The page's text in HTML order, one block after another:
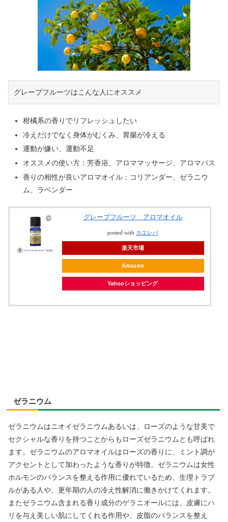
グレープフルーツはこんな人にオススメ
柑橘系の香りでリフレッシュしたい
冷えだけでなく身体がむくみ、胃腸が冷える
運動が嫌い、運動不足
オススメの使い方：芳香浴、アロママッサージ、アロマバス
香りの相性が良いアロマオイル：コリアンダー、ゼラニウ
ム、ラベンダー
グレープフルーツ アロマオイル
posted with カエレバ
楽天市場
Amazon
Yahooショッピング
ゼラニウム
ゼラニウムはニオイゼラニウムあるいは、ローズのような甘美で
セクシャルな香りを持つことからもローズゼラニウムとも呼ばれ
ます。ゼラニウムのアロマオイルはローズの香りに、ミント調が
アクセントとして加わったような香りが特徴。ゼラニウムは女性
ホルモンのバランスを整える作用に優れているため、生理トラブ
ルがある人や、更年期の人の冷え性解消に働きかけてくれます。
またゼラニウム含まれる香り成分のゲラニオールには、皮膚にハ
リを与え美しい肌にしてくれる作用や、皮脂のバランスを整え